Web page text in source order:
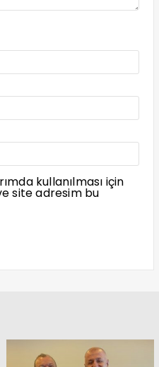
kullanılması için
site adresim bu